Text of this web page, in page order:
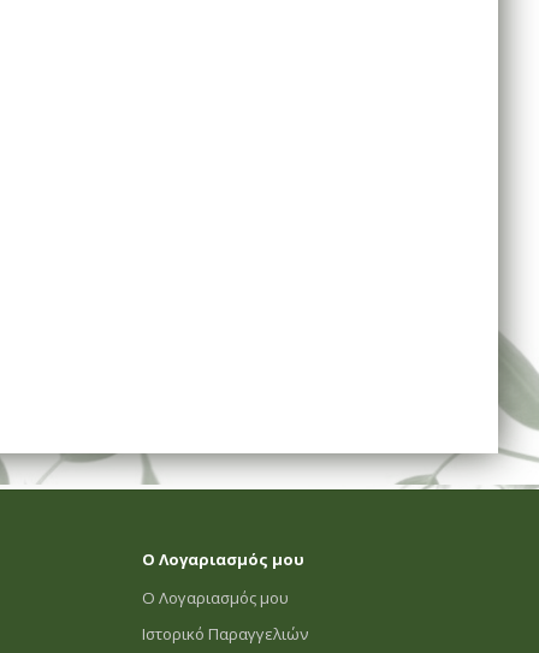
Ο Λογαριασμός μου
Ο Λογαριασμός μου
Ιστορικό Παραγγελιών